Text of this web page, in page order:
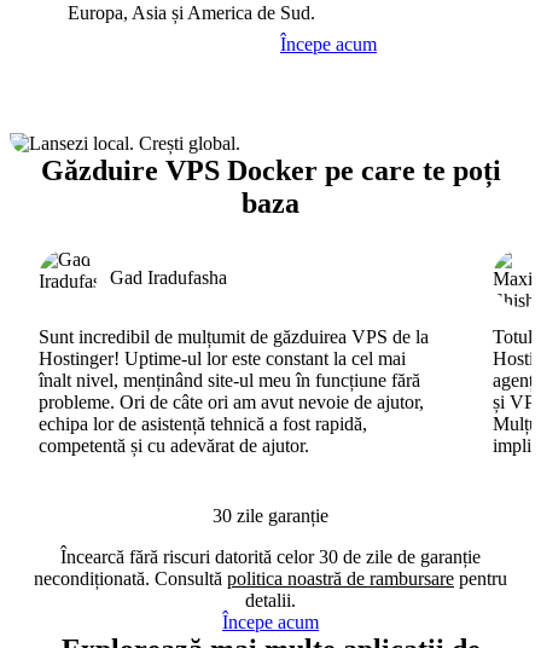
Europa, Asia și America de Sud.
Începe acum
Găzduire VPS Docker pe care te poți
baza
Gad Iradufasha
Sunt incredibil de mulțumit de găzduirea VPS de la
Hostinger! Uptime-ul lor este constant la cel mai
înalt nivel, menținând site-ul meu în funcțiune fără
probleme. Ori de câte ori am avut nevoie de ajutor,
echipa lor de asistență tehnică a fost rapidă,
competentă și cu adevărat de ajutor.
Totul
și
30 zile garanție
Încearcă fără riscuri datorită celor 30 de zile de garanție
necondiționată. Consultă politica noastră de rambursare pentru
detalii.
Începe acum